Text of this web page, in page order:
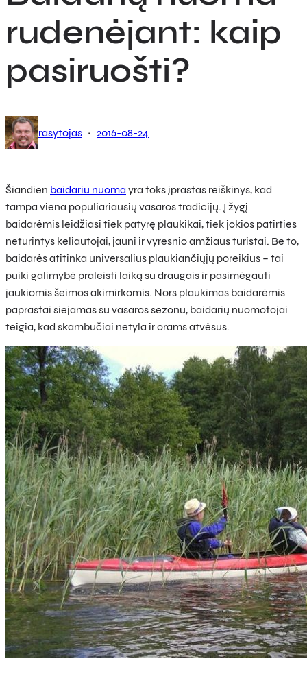
rudenėjant: kaip
pasiruošti?
rasytojas · 2016-08-24
Šiandien baidariu nuoma yra toks įprastas reiškinys, kad
tampa viena populiariausių vasaros tradicijų. Į žygį
baidarėmis leidžiasi tiek patyrę plaukikai, tiek jokios patirties
neturintys keliautojai, jauni ir vyresnio amžiaus turistai. Be to,
baidarės atitinka universalius plaukiančiųjų poreikius – tai
puiki galimybė praleisti laiką su draugais ir pasimėgauti
jaukiomis šeimos akimirkomis. Nors plaukimas baidarėmis
paprastai siejamas su vasaros sezonu, baidarių nuomotojai
teigia, kad skambučiai netyla ir orams atvėsus.